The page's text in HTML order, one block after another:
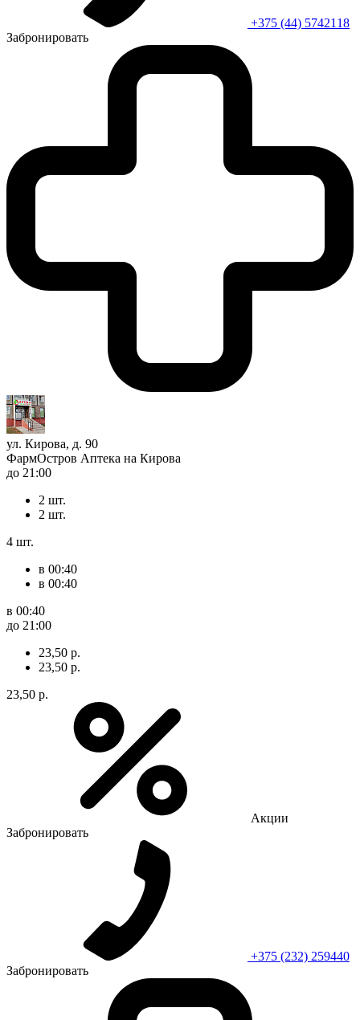
+375 (44) 5742118
Забронировать
ул. Кирова, д. 90
ФармОстров Аптека на Кирова
до 21:00
2 шт.
2 шт.
4 шт.
в 00:40
в 00:40
в 00:40
до 21:00
23,50 р.
23,50 р.
23,50 р.
Акции
Забронировать
+375 (232) 259440
Забронировать